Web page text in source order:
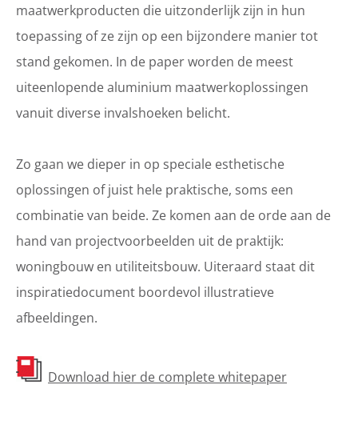
maatwerkproducten die uitzonderlijk zijn in hun
toepassing of ze zijn op een bijzondere manier tot
stand gekomen. In de paper worden de meest
uiteenlopende aluminium maatwerkoplossingen
vanuit diverse invalshoeken belicht.
Zo gaan we dieper in op speciale esthetische
oplossingen of juist hele praktische, soms een
combinatie van beide. Ze komen aan de orde aan de
hand van projectvoorbeelden uit de praktijk:
woningbouw en utiliteitsbouw. Uiteraard staat dit
inspiratiedocument boordevol illustratieve
afbeeldingen.
Download hier de complete whitepaper